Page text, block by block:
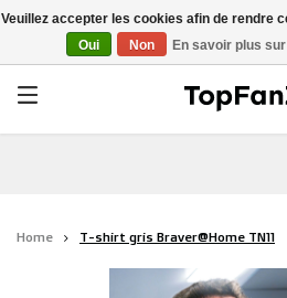
Choisissez votre club
SK Beveren
Marktrock
Allemoal Truineer
Home T-shirt gris Braver@Home TN11
Veuillez accepter les cookies afin de rendre
Oui
Non En savoir plus